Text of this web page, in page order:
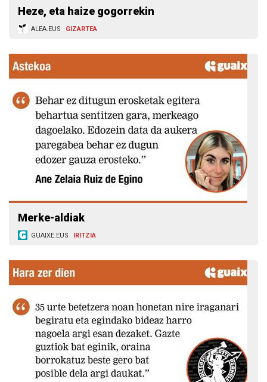
Heze, eta haize gogorrekin
ALEA.EUS GIZARTEA
Merke-aldiak
GUAIXE.EUS IRITZIA